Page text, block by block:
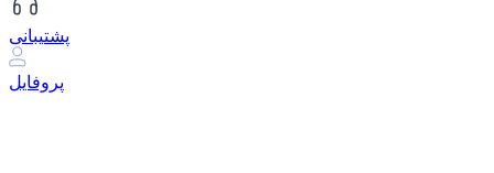
پشتیبانی
پروفایل